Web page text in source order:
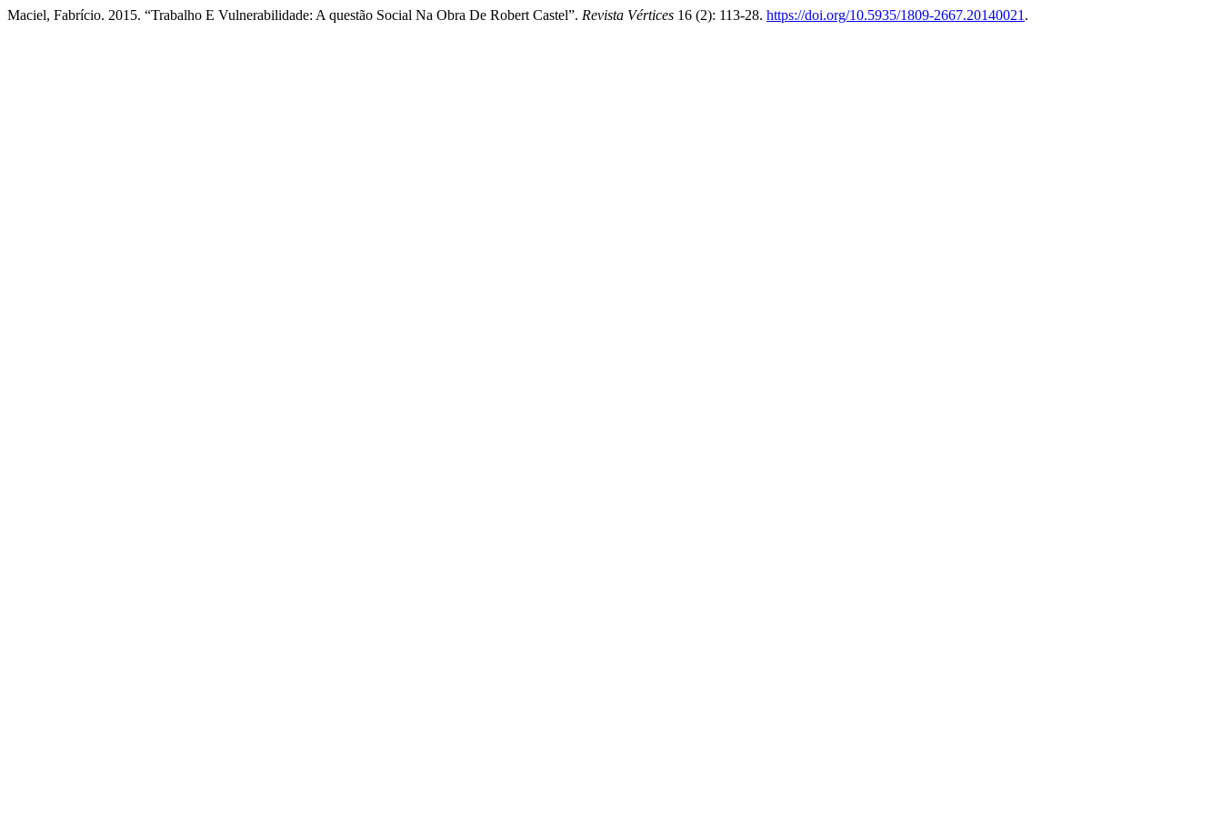
Maciel, Fabrício. 2015. “Trabalho E Vulnerabilidade: A questão Social Na Obra De Robert Castel”. Revista Vértices 16 (2): 113-28. https://doi.org/10.5935/1809-2667.20140021 .